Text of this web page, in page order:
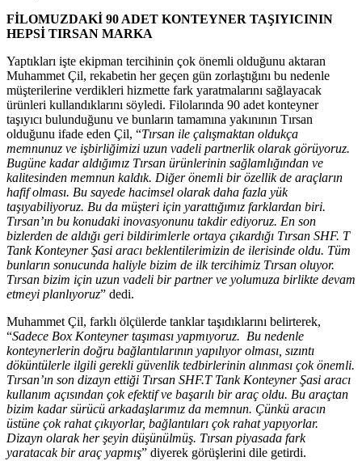
FİLOMUZDAKİ 90 ADET KONTEYNER TAŞIYICININ
HEPSİ TIRSAN MARKA
Yaptıkları işte ekipman tercihinin çok önemli olduğunu aktaran
Muhammet Çil, rekabetin her geçen gün zorlaştığını bu nedenle
müşterilerine verdikleri hizmette fark yaratmalarını sağlayacak
ürünleri kullandıklarını söyledi. Filolarında 90 adet konteyner
taşıyıcı bulunduğunu ve bunların tamamına yakınının Tırsan
olduğunu ifade eden Çil, “Tırsan ile çalışmaktan oldukça
memnunuz ve işbirliğimizi uzun vadeli partnerlik olarak görüyoruz.
Bugüne kadar aldığımız Tırsan ürünlerinin sağlamlığından ve
kalitesinden memnun kaldık. Diğer önemli bir özellik de araçların
hafif olması. Bu sayede hacimsel olarak daha fazla yük
taşıyabiliyoruz. Bu da müşteri için yarattığımız farklardan biri.
Tırsan’ın bu konudaki inovasyonunu takdir ediyoruz. En son
bizlerden de aldığı geri bildirimlerle ortaya çıkardığı Tırsan SHF. T
Tank Konteyner Şasi aracı beklentilerimizin de ilerisinde oldu. Tüm
bunların sonucunda haliyle bizim de ilk tercihimiz Tırsan oluyor.
Tırsan bizim için uzun vadeli bir partner ve yolumuza birlikte devam
etmeyi planlıyoruz” dedi.
Muhammet Çil, farklı ölçülerde tanklar taşıdıklarını belirterek,
“Sadece Box Konteyner taşıması yapmıyoruz. Bu nedenle
konteynerlerin doğru bağlantılarının yapılıyor olması, sızıntı
döküntülerle ilgili gerekli güvenlik tedbirlerinin alınması çok önemli.
Tırsan’ın son dizayn ettiği Tırsan SHF.T Tank Konteyner Şasi aracı
kullanım açısından çok efektif ve başarılı bir araç oldu. Bu araçtan
bizim kadar sürücü arkadaşlarımız da memnun. Çünkü aracın
üstüne çok rahat çıkıyorlar, bağlantıları çok rahat yapıyorlar.
Dizayn olarak her şeyin düşünülmüş. Tırsan piyasada fark
yaratacak bir araç yapmış” diyerek görüşlerini dile getirdi.